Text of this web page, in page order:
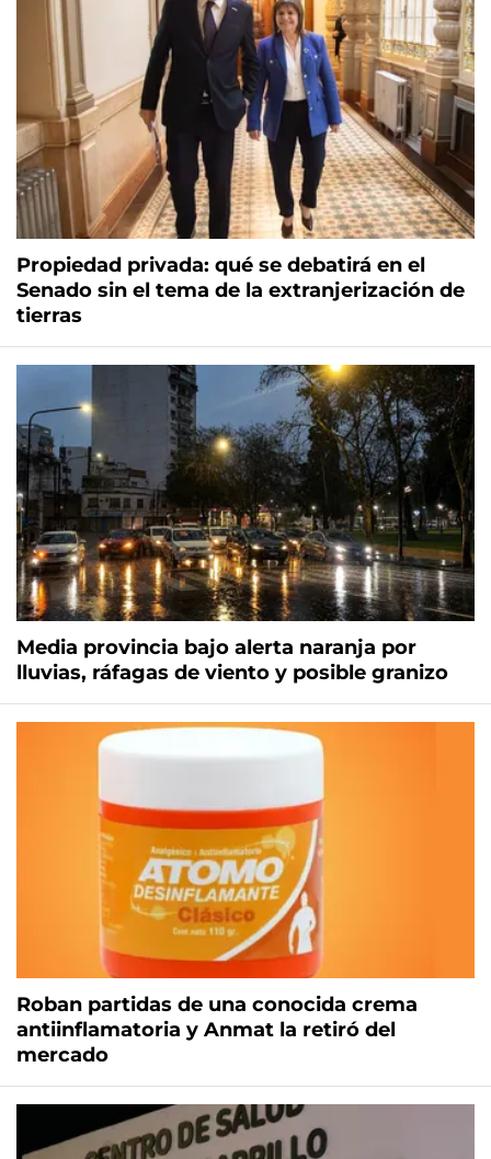
Propiedad privada: qué se debatirá en el
Senado sin el tema de la extranjerización de
tierras
Media provincia bajo alerta naranja por
lluvias, ráfagas de viento y posible granizo
Roban partidas de una conocida crema
antiinflamatoria y Anmat la retiró del
mercado